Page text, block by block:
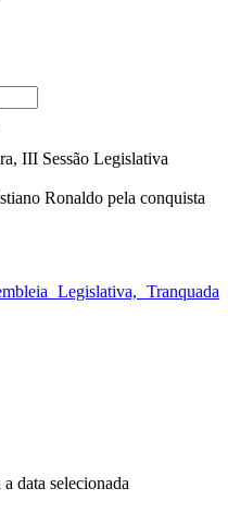
III Sessão Legislativa
Ronaldo pela conquista
Legislativa, Tranquada
data selecionada